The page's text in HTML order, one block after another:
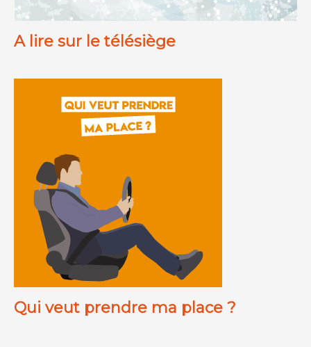
A lire sur le télésiège
Qui veut prendre ma place ?